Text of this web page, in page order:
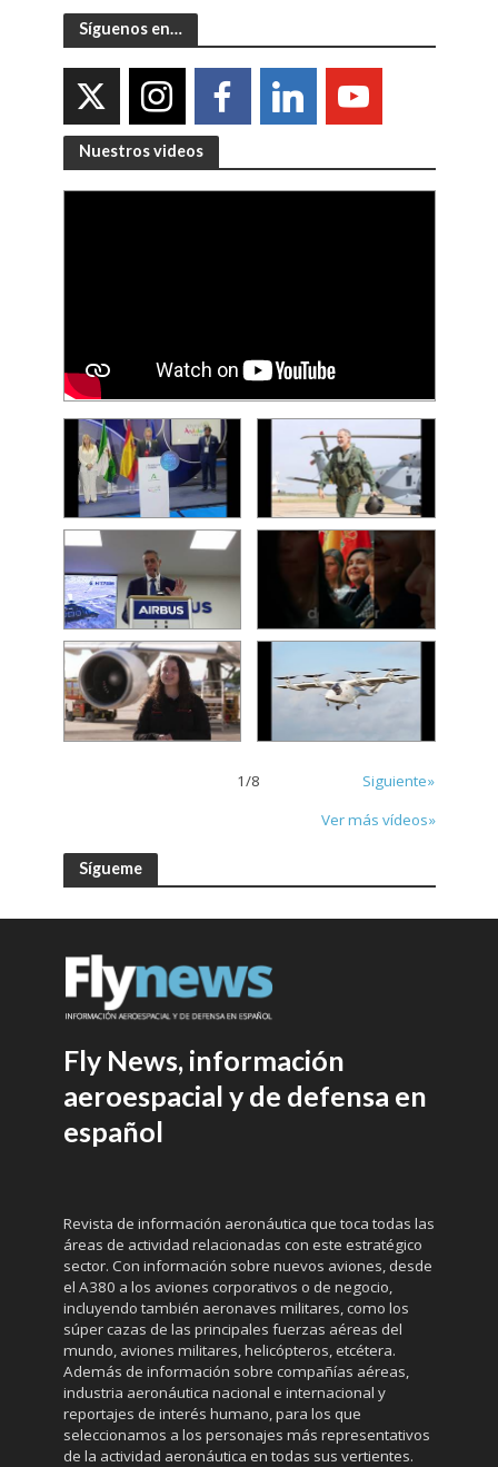
Síguenos en…
Nuestros videos
1/8
Siguiente»
Ver más vídeos»
Sígueme
Fly News, información
aeroespacial y de defensa en
español
Revista de información aeronáutica que toca todas las
áreas de actividad relacionadas con este estratégico
sector. Con información sobre nuevos aviones, desde
el A380 a los aviones corporativos o de negocio,
incluyendo también aeronaves militares, como los
súper cazas de las principales fuerzas aéreas del
mundo, aviones militares, helicópteros, etcétera.
Además de información sobre compañías aéreas,
industria aeronáutica nacional e internacional y
reportajes de interés humano, para los que
seleccionamos a los personajes más representativos
de la actividad aeronáutica en todas sus vertientes.